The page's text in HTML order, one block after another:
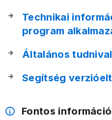
Technikai
program
Általános
Segítség
Fontos